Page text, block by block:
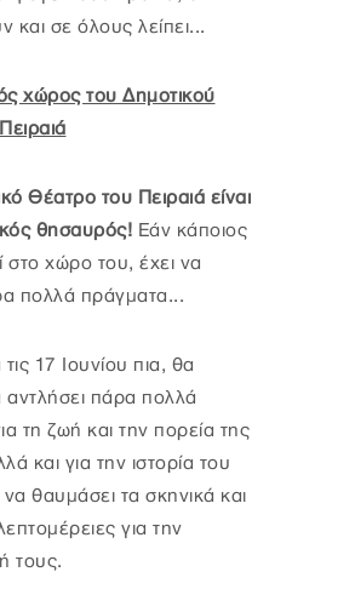
και σε όλους λείπει...
χώρος του Δημοτικού
Θέατρο του Πειραιά είναι
θησαυρός! Εάν κάποιος
στο χώρο του, έχει να
πολλά πράγματα...
τις 17 Ιουνίου πια, θα
αντλήσει πάρα πολλά
τη ζωή και την πορεία της
και για την ιστορία του
θαυμάσει τα σκηνικά και
για την
τους.